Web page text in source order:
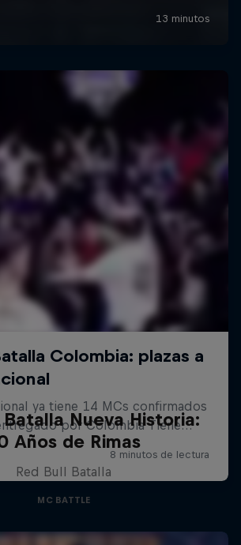
Nueva Historia:
Años de Rimas
Red Bull Batalla
MC BATTLE